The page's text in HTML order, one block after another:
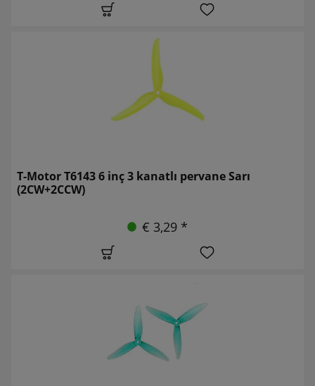
T-Motor T6143 6 inç 3 kanatlı pervane Sarı
(2CW+2CCW)
€ 3,29 *